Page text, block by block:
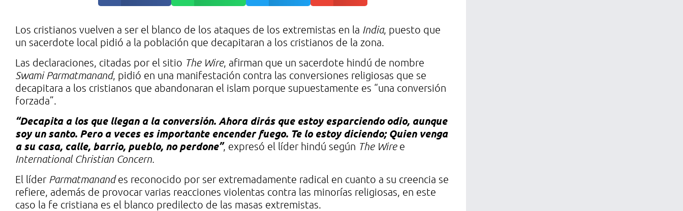
Los cristianos vuelven a ser el blanco de los ataques de los extremistas en la India, puesto que
un sacerdote local pidió a la población que decapitaran a los cristianos de la zona.
Las declaraciones, citadas por el sitio The Wire, afirman que un sacerdote hindú de nombre
Swami Parmatmanand, pidió en una manifestación contra las conversiones religiosas que se
decapitara a los cristianos que abandonaran el islam porque supuestamente es “una conversión
forzada”.
“Decapita a los que llegan a la conversión. Ahora dirás que estoy esparciendo odio, aunque
soy un santo. Pero a veces es importante encender fuego. Te lo estoy diciendo; Quien venga
a su casa, calle, barrio, pueblo, no perdone”, expresó el líder hindú según The Wire e
International Christian Concern.
El líder Parmatmanandes reconocido por ser extremadamente radical en cuanto a su creencia se
refiere, además de provocar varias reacciones violentas contra las minorías religiosas, en este
caso la fe cristiana es el blanco predilecto de las masas extremistas.